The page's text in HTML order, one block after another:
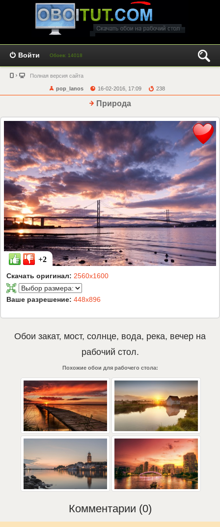
Войти Обоев: 14018
Полная версия сайта
pop_lanos 16-02-2016, 17:09 238
Природа
+2
Скачать оригинал: 2560x1600
Ваше разрешение: 448x896
Обои закат, мост, солнце, вода, река, вечер на
рабочий стол.
Похожие обои для рабочего стола:
Комментарии (0)